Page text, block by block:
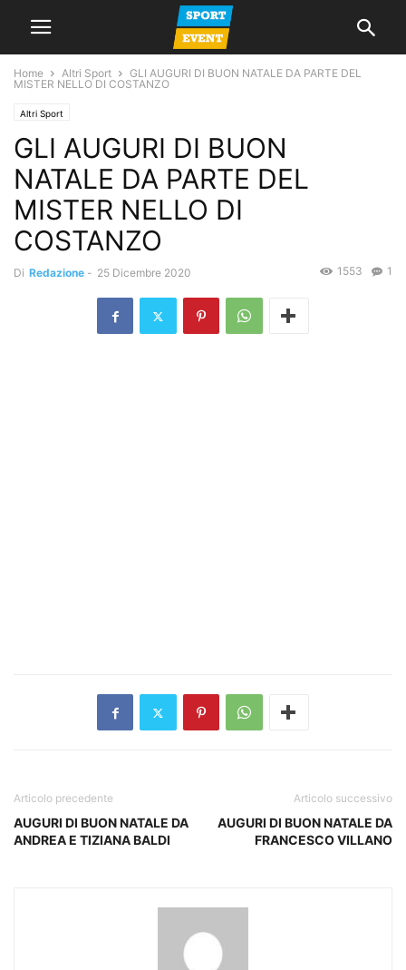
Home Altri Sport
GLI AUGURI DI BUON NATALE DA PARTE DEL
MISTER NELLO DI COSTANZO
Altri Sport
GLI AUGURI DI BUON
NATALE DA PARTE DEL
MISTER NELLO DI
COSTANZO
Di Redazione - 25 Dicembre 2020 1
1553
Articolo precedente
AUGURI DI BUON NATALE DA
ANDREA E TIZIANA BALDI
Articolo successivo
AUGURI DI BUON NATALE DA
FRANCESCO VILLANO